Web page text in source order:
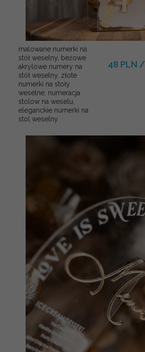
malowane numerki na
stół weselny, beżowe
akrylowe numery na
stół weselny, złote
numerki na stoły
weselne, numeracja
stolow na weselu,
eleganckie numerki na
stol weselny
48 PLN /